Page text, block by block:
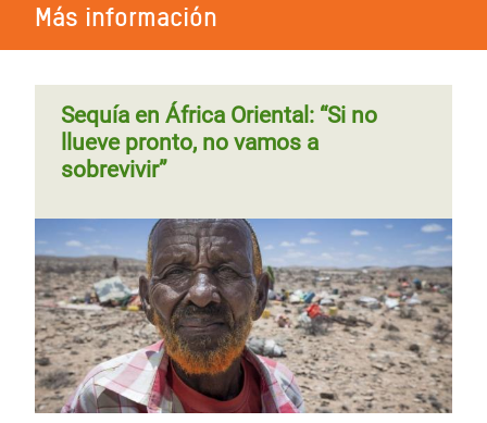
Más información
Sequía en África Oriental: “Si no
llueve pronto, no vamos a
sobrevivir”